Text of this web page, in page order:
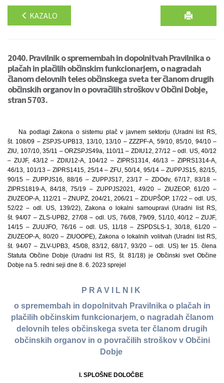
KAZALO
2040. Pravilnik o spremembah in dopolnitvah Pravilnika o
plačah in plačilih občinskim funkcionarjem, o nagradah
članom delovnih teles občinskega sveta ter članom drugih
občinskih organov in o povračilih stroškov v Občini Dobje,
stran 5703.
Na podlagi Zakona o sistemu plač v javnem sektorju (Uradni list RS,
št. 108/09 – ZSPJS-UPB13, 13/10, 13/10 – ZZZPF-A, 59/10, 85/10, 94/10 –
ZIU, 107/10, 35/11 – ORZSPJS49a, 110/11 – ZDIU12, 27/12 – odl. US, 40/12
– ZUJF, 43/12 – ZDIU12-A, 104/12 – ZIPRS1314, 46/13 – ZIPRS1314-A,
46/13, 101/13 – ZIPRS1415, 25/14 – ZFU, 50/14, 95/14 – ZUPPJS15, 82/15,
90/15 – ZUPPJS16, 88/16 – ZUPPJS17, 23/17 – ZDOdv, 67/17, 83/18 –
ZIPRS1819-A, 84/18, 75/19 – ZUPPJS2021, 49/20 – ZIUZEOP, 61/20 –
ZIUZEOP-A, 112/21 – ZNUPZ, 204/21, 206/21 – ZDUPŠOP, 17/22 – odl. US,
52/22 – odl. US, 139/22), Zakona o lokalni samoupravi (Uradni list RS,
št. 94/07 – ZLS-UPB2, 27/08 – odl. US, 76/08, 79/09, 51/10, 40/12 – ZUJF,
14/15 – ZUUJFO, 76/16 – odl. US, 11/18 – ZSPDSLS-1, 30/18, 61/20 –
ZIUZEOP-A, 80/20 – ZIUOOPE), Zakona o lokalnih volitvah (Uradni list RS,
št. 94/07 – ZLV-UPB3, 45/08, 83/12, 68/17, 93/20 – odl. US) ter 15. člena
Statuta Občine Dobje (Uradni list RS, št. 81/18) je Občinski svet Občine
Dobje na 5. redni seji dne 8. 6. 2023 sprejel
P R A V I L N I K
o spremembah in dopolnitvah Pravilnika o plačah in
plačilih občinskim funkcionarjem, o nagradah članom
delovnih teles občinskega sveta ter članom drugih
občinskih organov in o povračilih stroškov v Občini
Dobje
I. SPLOŠNE DOLOČBE